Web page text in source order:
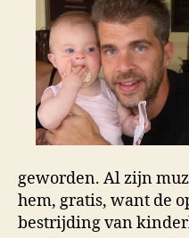
geworden. Al zijn
hem, gratis, want de
bestrijding van